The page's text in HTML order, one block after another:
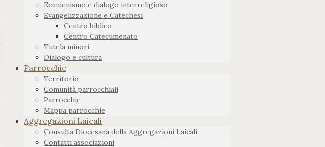
Ecumenismo e dialogo interreligioso
Evangelizzazione e Catechesi
Centro biblico
Centro Catecumenato
Tutela minori
Dialogo e cultura
Parrocchie
Territorio
Comunità parrocchiali
Parrocchie
Mappa parrocchie
Aggregazioni Laicali
Consulta Diocesana della Aggregazioni Laicali
Contatti associazioni